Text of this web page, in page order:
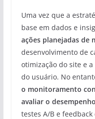
Uma vez que a
base em dados e
ações planejadas de
desenvolvimento de
otimização do site e
do usuário. No
o monitoramento
avaliar o
testes A/B e